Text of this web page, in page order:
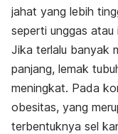
jahat yang lebih
seperti unggas atau
Jika terlalu banyak
panjang, lemak
meningkat. Pada
obesitas, yang
terbentuknya sel